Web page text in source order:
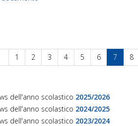
1 2 3 4 5 6 7 8
dell'anno scolastico 2025/2026
dell'anno scolastico 2024/2025
dell'anno scolastico 2023/2024